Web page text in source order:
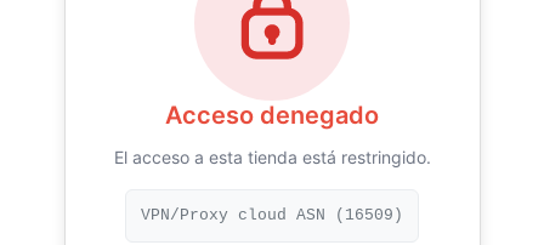
Acceso denegado
El acceso a esta tienda está restringido.
VPN/Proxy cloud ASN (16509)